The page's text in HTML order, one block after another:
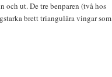
och ut. De tre benparen (två hos
brett triangulära vingar som